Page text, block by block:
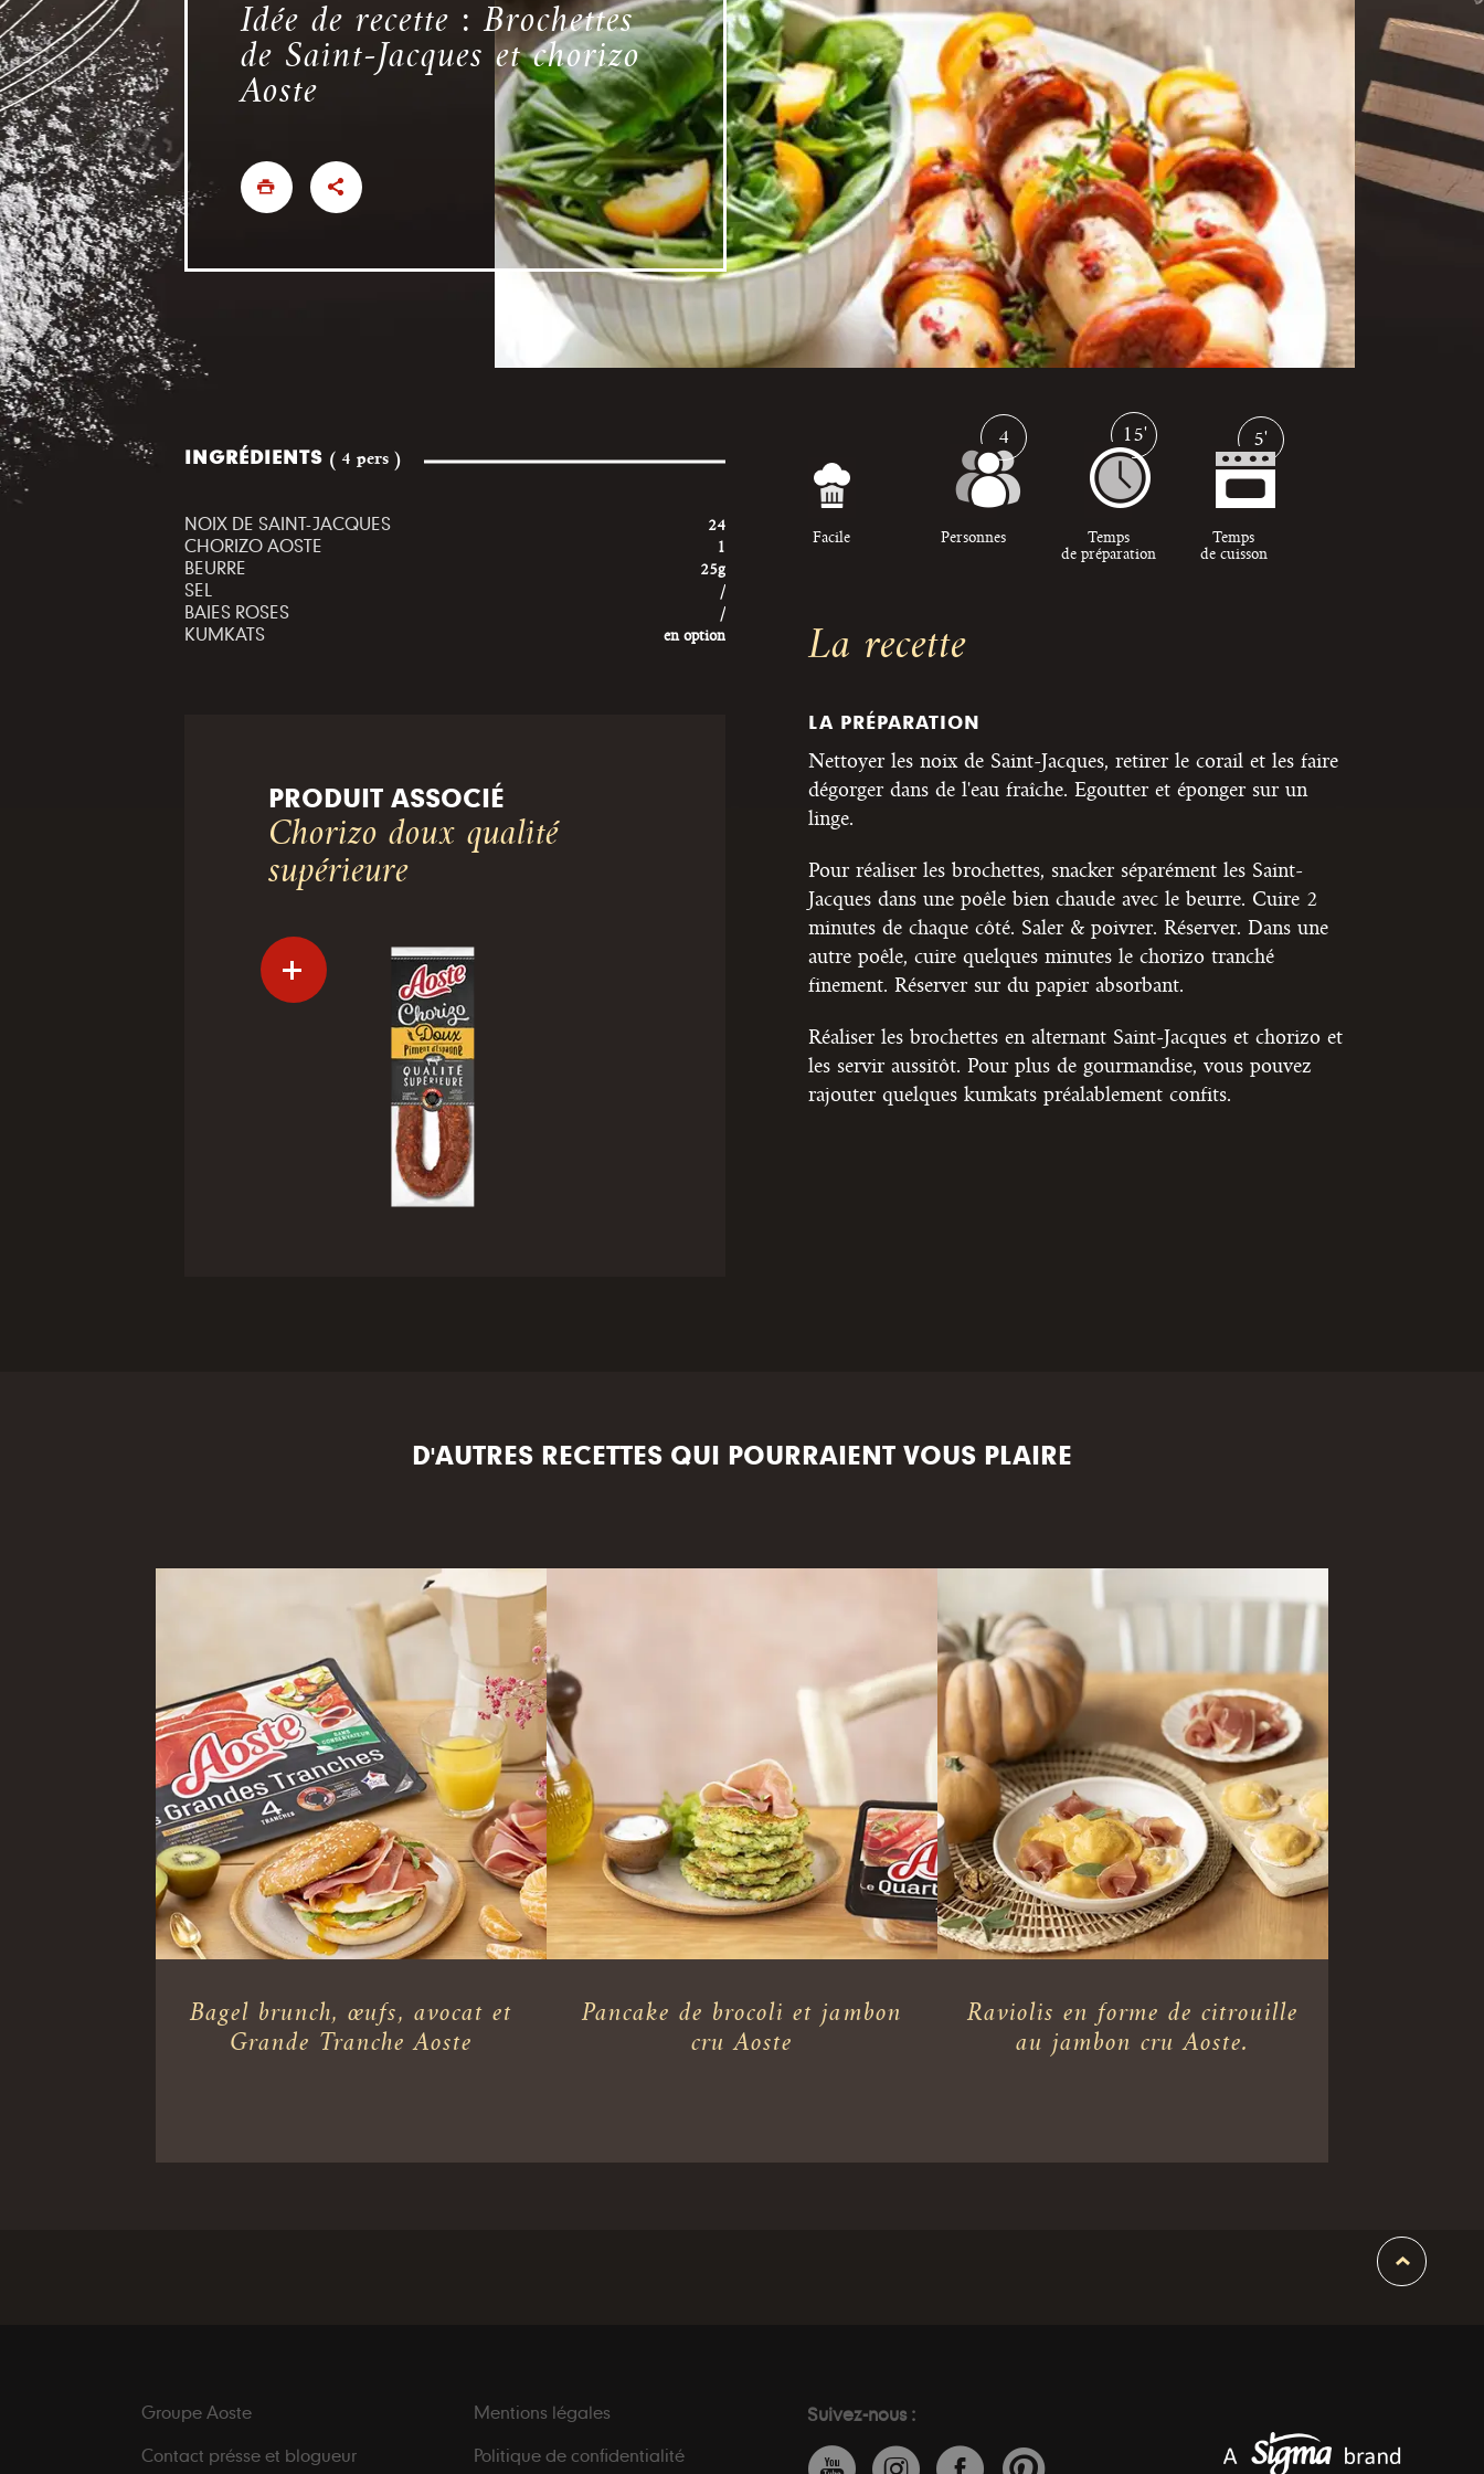
Idée de recette : Brochettes
de Saint-Jacques et chorizo
Aoste
INGRÉDIENTS ( 4 pers )
NOIX DE SAINT-JACQUES 24
CHORIZO AOSTE 1
BEURRE 25g
SEL /
BAIES ROSES /
KUMKATS en option
PRODUIT ASSOCIÉ
Chorizo doux qualité
supérieure
Facile
4
Personnes
15'
Temps
de préparation
5'
Temps
de cuisson
La recette
LA PRÉPARATION
Nettoyer les noix de Saint-Jacques, retirer le corail et les faire
dégorger dans de l'eau fraîche. Egoutter et éponger sur un
linge.
Pour réaliser les brochettes, snacker séparément les Saint-
Jacques dans une poêle bien chaude avec le beurre. Cuire 2
minutes de chaque côté. Saler & poivrer. Réserver. Dans une
autre poêle, cuire quelques minutes le chorizo tranché
finement. Réserver sur du papier absorbant.
Réaliser les brochettes en alternant Saint-Jacques et chorizo et
les servir aussitôt. Pour plus de gourmandise, vous pouvez
rajouter quelques kumkats préalablement confits.
D'AUTRES RECETTES QUI POURRAIENT VOUS PLAIRE
Bagel brunch, œufs, avocat et
Grande Tranche Aoste
Pancake de brocoli et jambon
cru Aoste
Raviolis en forme de citrouille
au jambon cru Aoste.
Suivez-nous :
Groupe Aoste
Contact présse et blogueur
Mentions légales
Politique de confidentialité